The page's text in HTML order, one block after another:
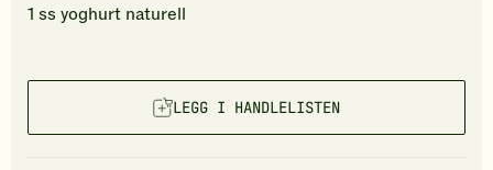
1 ss yoghurt naturell
LEGG I HANDLELISTEN